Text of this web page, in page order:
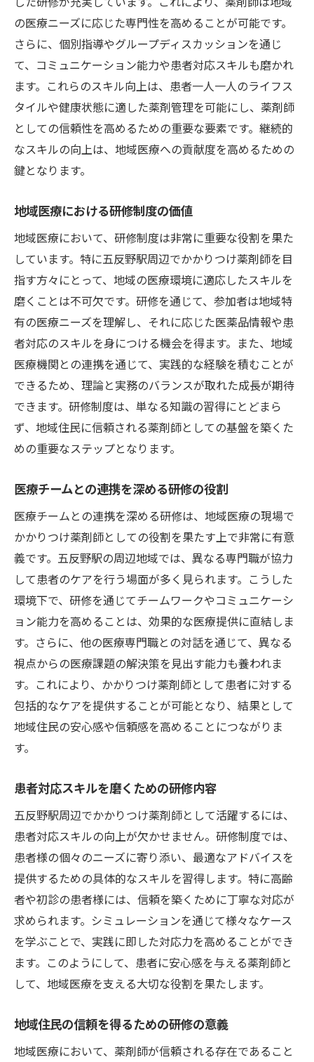
の医療ニーズに応じた専門性を高めることが可能です。
さらに、個別指導やグループディスカッションを通じ
て、コミュニケーション能力や患者対応スキルも磨かれ
ます。これらのスキル向上は、患者一人一人のライフス
タイルや健康状態に適した薬剤管理を可能にし、薬剤師
としての信頼性を高めるための重要な要素です。継続的
なスキルの向上は、地域医療への貢献度を高めるための
鍵となります。
地域医療における研修制度の価値
地域医療において、研修制度は非常に重要な役割を果た
しています。特に五反野駅周辺でかかりつけ薬剤師を目
指す方々にとって、地域の医療環境に適応したスキルを
磨くことは不可欠です。研修を通じて、参加者は地域特
有の医療ニーズを理解し、それに応じた医薬品情報や患
者対応のスキルを身につける機会を得ます。また、地域
医療機関との連携を通じて、実践的な経験を積むことが
できるため、理論と実務のバランスが取れた成長が期待
できます。研修制度は、単なる知識の習得にとどまら
ず、地域住民に信頼される薬剤師としての基盤を築くた
めの重要なステップとなります。
医療チームとの連携を深める研修の役割
医療チームとの連携を深める研修は、地域医療の現場で
かかりつけ薬剤師としての役割を果たす上で非常に有意
義です。五反野駅の周辺地域では、異なる専門職が協力
して患者のケアを行う場面が多く見られます。こうした
環境下で、研修を通じてチームワークやコミュニケーシ
ョン能力を高めることは、効果的な医療提供に直結しま
す。さらに、他の医療専門職との対話を通じて、異なる
視点からの医療課題の解決策を見出す能力も養われま
す。これにより、かかりつけ薬剤師として患者に対する
包括的なケアを提供することが可能となり、結果として
地域住民の安心感や信頼感を高めることにつながりま
す。
患者対応スキルを磨くための研修内容
五反野駅周辺でかかりつけ薬剤師として活躍するには、
患者対応スキルの向上が欠かせません。研修制度では、
患者様の個々のニーズに寄り添い、最適なアドバイスを
提供するための具体的なスキルを習得します。特に高齢
者や初診の患者様には、信頼を築くために丁寧な対応が
求められます。シミュレーションを通じて様々なケース
を学ぶことで、実践に即した対応力を高めることができ
ます。このようにして、患者に安心感を与える薬剤師と
して、地域医療を支える大切な役割を果たします。
地域住民の信頼を得るための研修の意義
地域医療において、薬剤師が信頼される存在であること